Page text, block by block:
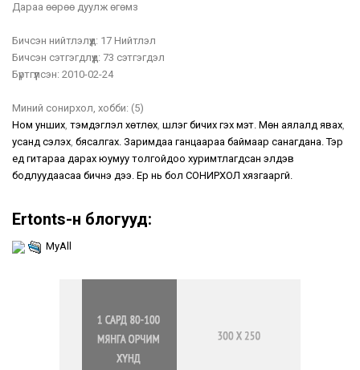
Дараа өөрөө дуулж өгөмз
Бичсэн нийтлэлүүд: 17 Нийтлэл
Бичсэн сэтгэгдлүүд: 73 сэтгэгдэл
Бүртгүүлсэн: 2010-02-24
Миний сонирхол, хобби: (5)
Ном унших, тэмдэглэл хөтлөх, шүлэг бичих гэх мэт. Мөн аялалд явах,
усанд сэлэх, бясалгах. Заримдаа ганцаараа баймаар санагдана. Тэр
үед гитараа дарах юумуу толгойдоо хуримтлагдсан элдэв
бодлуудаасаа бичнэ дээ. Ер нь бол СОНИРХОЛ хязгааргүй.
Ertonts-н блогууд:
MyAll